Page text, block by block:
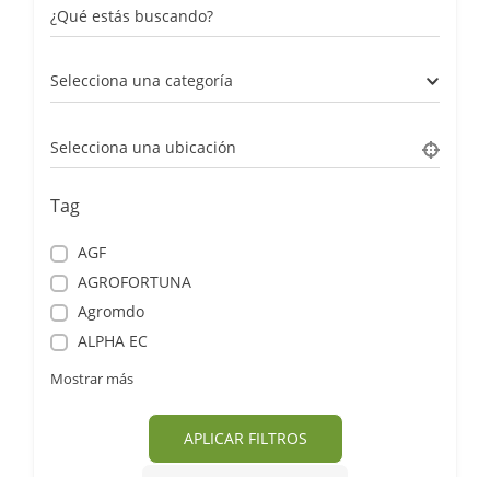
¿Qué estás buscando?
Selecciona una categoría
Selecciona una ubicación
Tag
AGF
AGROFORTUNA
Agromdo
ALPHA EC
Mostrar más
APLICAR FILTROS